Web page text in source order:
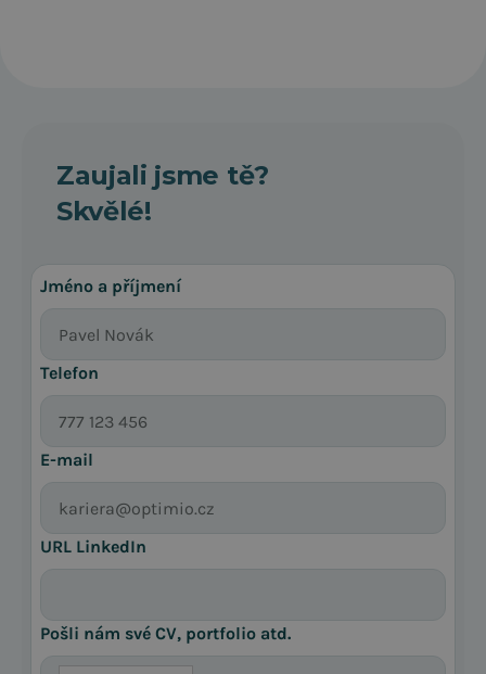
Zaujali jsme tě?
Skvělé!
Jméno a příjmení
Telefon
E-mail
URL LinkedIn
Pošli nám své CV, portfolio atd.